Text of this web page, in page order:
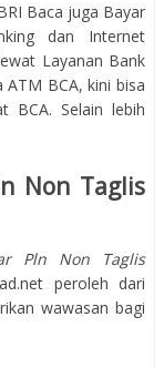
Baca juga Bayar
dan Internet
Layanan Bank
ATM BCA, kini bisa
BCA. Selain lebih
Non Taglis
Pln Non Taglis
peroleh dari
wawasan bagi